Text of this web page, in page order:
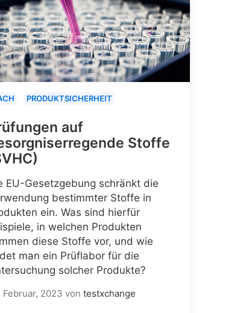
PRODUKTSICHERHEIT
auf
Stoffe
EU-Gesetzgebung schränkt die
bestimmter Stoffe in
ein. Was sind hierfür
in welchen Produkten
diese Stoffe vor, und wie
man ein Prüflabor für die
solcher Produkte?
Februar, 2023 von testxchange